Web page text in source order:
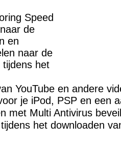
Speed
de
en
naar de
tijdens het
YouTube en andere
je iPod, PSP en een
met Multi Antivirus
het downloaden